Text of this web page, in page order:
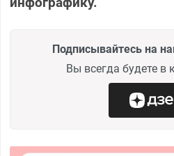
Подписывайтесь на
Вы всегда будете в